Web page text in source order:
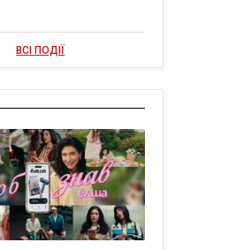
ВСІ ПОДІЇ